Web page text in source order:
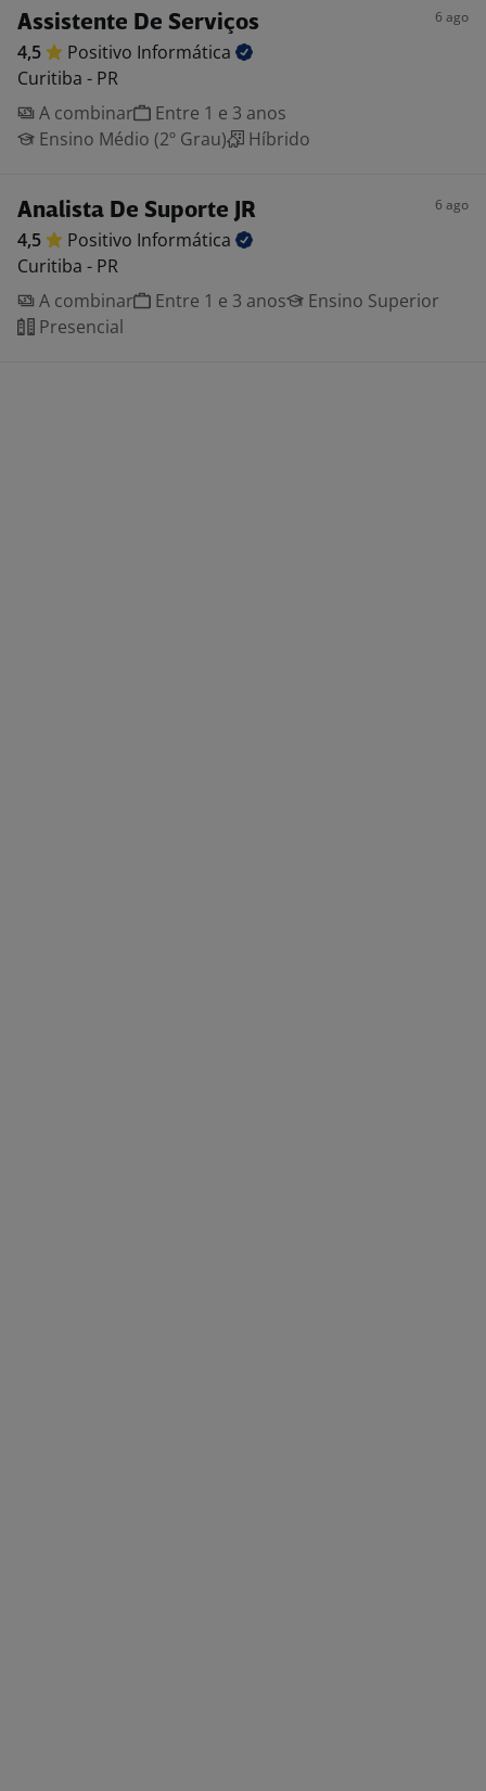
Assistente De Serviços 6 ago
4,5 Positivo Informática
Curitiba - PR
A combinar
Entre 1 e 3 anos
Ensino Médio (2º Grau)
Híbrido
Analista De Suporte JR 6 ago
4,5 Positivo Informática
Curitiba - PR
A combinar
Entre 1 e 3 anos
Ensino Superior
Presencial